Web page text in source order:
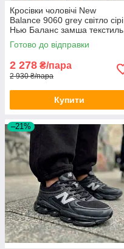
Кросівки чоловічі New
Balance 9060 grey світло сірі
Нью Баланс замша текстиль
весна літо
Готово до відправки
2 278 ₴/пара
2 930 ₴/пара
Купити
–21%